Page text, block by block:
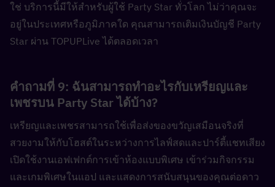
ใช่ บริการนี้มีให้สำหรับผู้ใช้ Party Star ทั่วโลก ไม่ว่าคุณจะ
อยู่ในประเทศหรือภูมิภาคใด คุณสามารถเติมเงินบัญชี Party
Star ผ่าน TOPUPLive ได้ตลอดเวลา
คำถามที่ 9: ฉันสามารถทำอะไรกับเหรียญและ
เพชรบน Party Star ได้บ้าง?
เหรียญและเพชรสามารถใช้เพื่อส่งของขวัญเสมือนจริงที่
สวยงามให้กับโฮสต์ในระหว่างการไลฟ์สดและปาร์ตี้แชทเสียง
เปิดใช้งานเอฟเฟกต์การเข้าห้องแบบพิเศษ เข้าร่วมกิจกรรม
และเกมพิเศษในแอป และแสดงการสนับสนุนของคุณต่อดาว